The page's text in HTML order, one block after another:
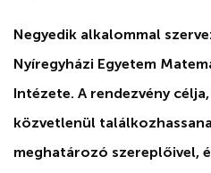
Negyedik alkalommal
Nyíregyházi Egyetem
Intézete. A rendezvény
közvetlenül
meghatározó szereplőivel,